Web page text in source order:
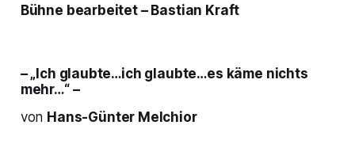
Bühne bearbeitet – Bastian Kraft
– „Ich glaubte…ich glaubte…es käme nichts
mehr…“ –
von Hans-Günter Melchior